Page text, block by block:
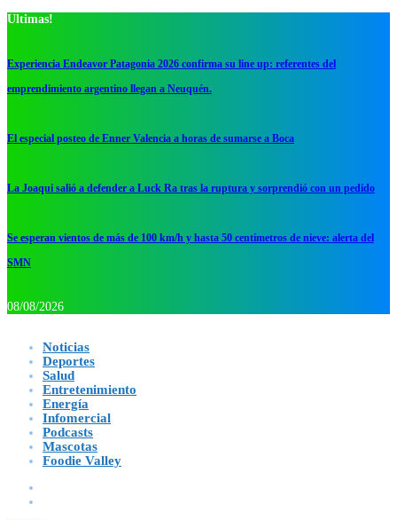
Ultimas!
Experiencia Endeavor Patagonia 2026 confirma su line up: referentes del
emprendimiento argentino llegan a Neuquén.
El especial posteo de Enner Valencia a horas de sumarse a Boca
La Joaqui salió a defender a Luck Ra tras la ruptura y sorprendió con un pedido
Se esperan vientos de más de 100 km/h y hasta 50 centímetros de nieve: alerta del
SMN
08/08/2026
Noticias
Deportes
Salud
Entretenimiento
Energía
Infomercial
Podcasts
Mascotas
Foodie Valley